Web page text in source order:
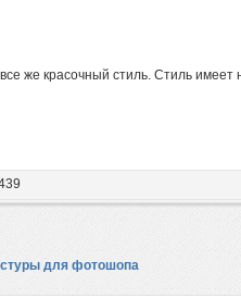
же красочный стиль. Стиль
для фотошопа